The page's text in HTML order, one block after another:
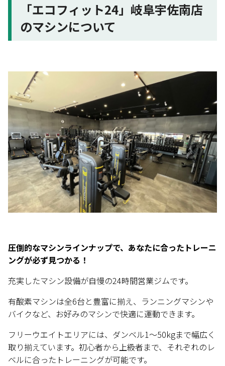
「エコフィット24」岐阜宇佐南店
のマシンについて
圧倒的なマシンラインナップで、あなたに合ったトレーニ
ングが必ず見つかる！
充実したマシン設備が自慢の24時間営業ジムです。
有酸素マシンは全6台と豊富に揃え、ランニングマシンや
バイクなど、お好みのマシンで快適に運動できます。
フリーウエイトエリアには、ダンベル1～50kgまで幅広く
取り揃えています。初心者から上級者まで、それぞれのレ
ベルに合ったトレーニングが可能です。